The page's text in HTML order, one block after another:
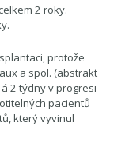
2 roky.
protože
a spol. (abstrakt
2 týdny v progresi
pacientů
který vyvinul